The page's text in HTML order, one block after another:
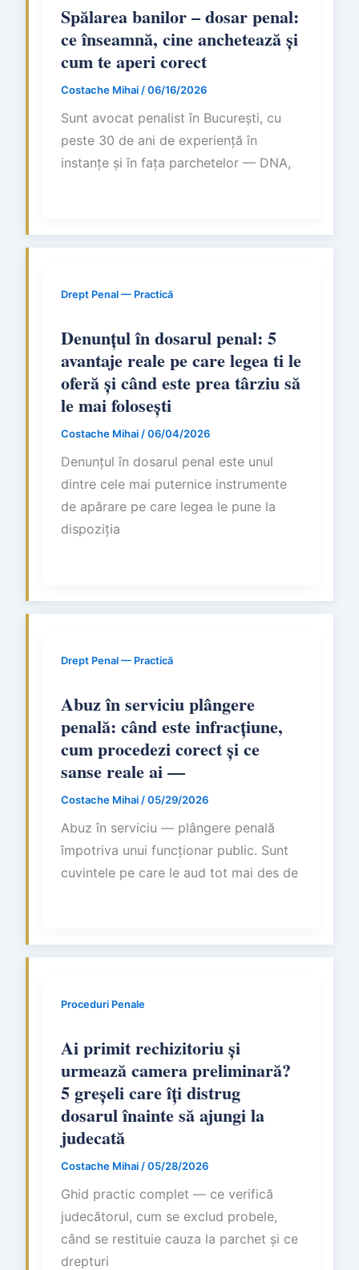
Spălarea banilor – dosar penal:
ce înseamnă, cine anchetează și
cum te aperi corect
Costache Mihai/06/16/2026
Sunt avocat penalist în București, cu
peste 30 de ani de experiență în
instanțe și în fața parchetelor — DNA,
Drept Penal — Practică
Denunțul în dosarul penal: 5
avantaje reale pe care legea ti le
oferă și când este prea târziu să
le mai folosești
Costache Mihai /06/04/2026
Denunțul în dosarul penal este unul
dintre cele mai puternice instrumente
de apărare pe care legea le pune la
dispoziția
Drept Penal — Practică
Abuz în serviciu plângere
penală: când este infracțiune,
cum procedezi corect și ce
sanse reale ai —
Costache Mihai /05/29/2026
Abuz în serviciu — plângere penală
împotriva unui funcționar public. Sunt
cuvintele pe care le aud tot mai des de
Proceduri Penale
Ai primit rechizitoriu și
urmează camera preliminară?
5 greșeli care îți distrug
dosarul înainte să ajungi la
judecată
Costache Mihai /05/28/2026
Ghid practic complet — ce verifică
judecătorul, cum se exclud probele,
când se restituie cauza la parchet și ce
drepturi